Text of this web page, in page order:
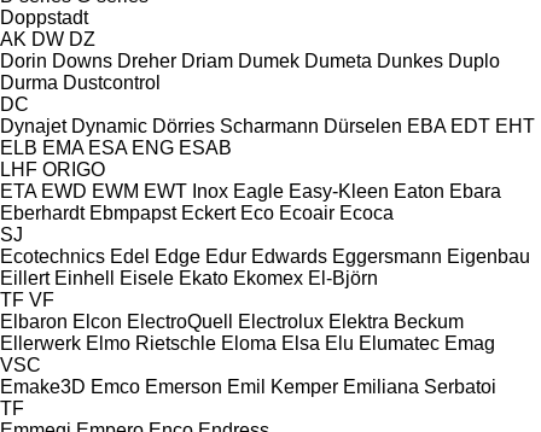
Doppstadt
AK DW DZ
Dorin Downs Dreher Driam Dumek Dumeta Dunkes Duplo
Durma Dustcontrol
DC
Dynajet Dynamic Dörries Scharmann Dürselen EBA EDT EHT
ELB EMA ESA ENG ESAB
LHF ORIGO
ETA EWD EWM EWT Inox Eagle Easy-Kleen Eaton Ebara
Eberhardt Ebmpapst Eckert Eco Ecoair Ecoca
SJ
Ecotechnics Edel Edge Edur Edwards Eggersmann Eigenbau
Eillert Einhell Eisele Ekato Ekomex El-Björn
TF VF
Elbaron Elcon ElectroQuell Electrolux Elektra Beckum
Ellerwerk Elmo Rietschle Eloma Elsa Elu Elumatec Emag
VSC
Emake3D Emco Emerson Emil Kemper Emiliana Serbatoi
TF